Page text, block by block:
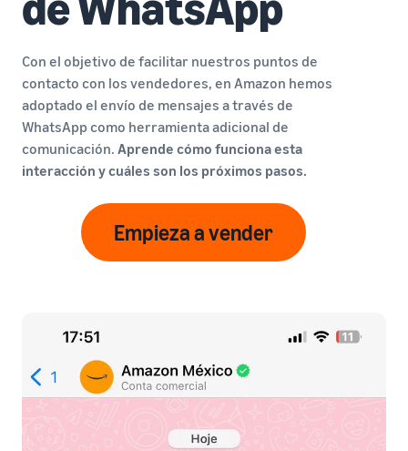
Con el objetivo de facilitar nuestros puntos de
contacto con los vendedores, en Amazon hemos
adoptado el envío de mensajes a través de
WhatsApp como herramienta adicional de
comunicación. Aprende cómo funciona esta
interacción y cuáles son los próximos pasos.
Empieza a vender